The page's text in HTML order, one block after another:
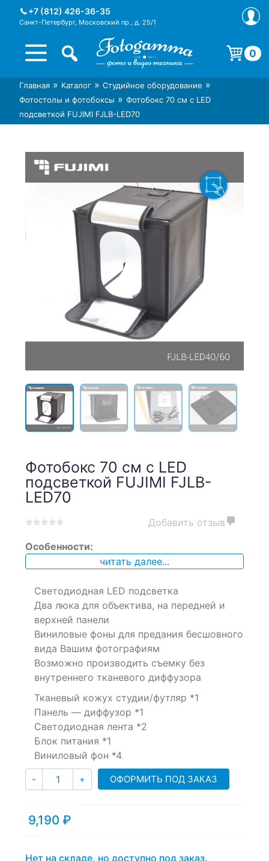
+7 (812) 426-36-35
Санкт-Петербург, Московский пр., д. 25/1
Интернет-магазин фототехники
Foto-Gamma в СПб
Магазин фотоаксессуаров foto-
gamma.ru
0
Корзина пуста.
Главная » Каталог » Студийное оборудование »
Фотостолы и фотобоксы » Фотобокс 70 см с LED
подсветкой FUJIMI FJLB-LED70
Фотобокс 70 см с LED
подсветкой FUJIMI FJLB-
LED70
out
of
based
customer
ratings
Добавить отзыв
Особенности:
читать далее...
Светодиодная LED подсветка
Два люка для объектива, на передней и
верхней панели
Виниловые фоны для предания бесшовного
вида Вашим фотографиям
Возможно производить съемку без
внутреннего тканевого диффузора
Тканевый кожух студии/футляр *1
Панель — диффузор *1
Светодиодная лента *2
Блок питания *1
Виниловый фон *4
- Количество
+ ОФОРМИТЬ ПОД ЗАКАЗ
9,190 ₽
Нет на складе, но доступно под заказ.